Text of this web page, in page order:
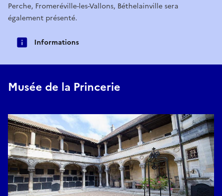
Perche, Fromeréville-les-Vallons, Béthelainville sera
également présenté.
Informations
Musée de la Princerie